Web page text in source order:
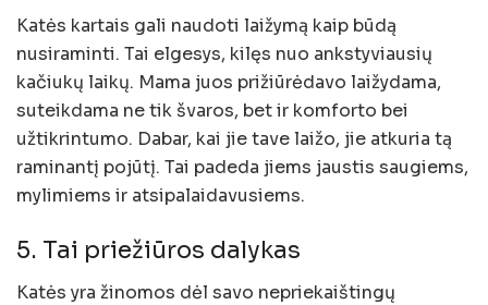
Katės kartais gali naudoti laižymą kaip būdą
nusiraminti. Tai elgesys, kilęs nuo ankstyviausių
kačiukų laikų. Mama juos prižiūrėdavo laižydama,
suteikdama ne tik švaros, bet ir komforto bei
užtikrintumo. Dabar, kai jie tave laižo, jie atkuria tą
raminantį pojūtį. Tai padeda jiems jaustis saugiems,
mylimiems ir atsipalaidavusiems.
5. Tai priežiūros dalykas
Katės yra žinomos dėl savo nepriekaištingų